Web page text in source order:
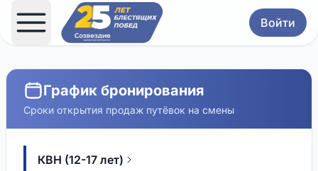
Войти
График бронирования
Сроки открытия продаж путёвок на смены
КВН (12-17 лет)